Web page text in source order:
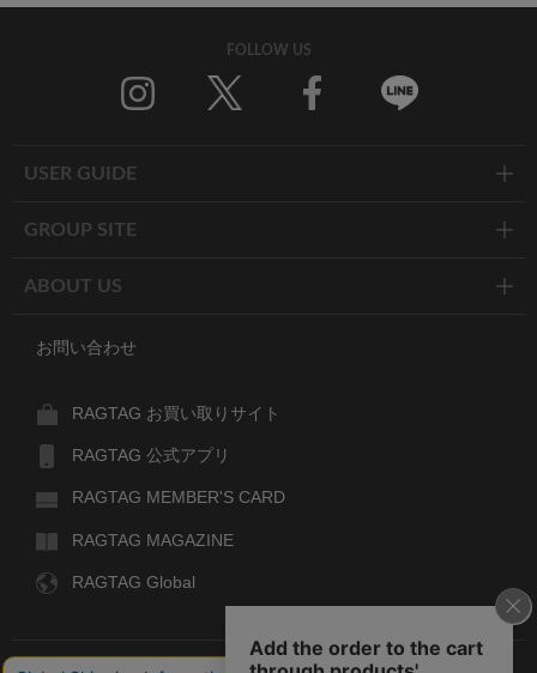
FOLLOW US
USER GUIDE
GROUP SITE
ABOUT US
お問い合わせ
RAGTAG お買い取りサイト
RAGTAG 公式アプリ
RAGTAG MEMBER'S CARD
RAGTAG MAGAZINE
RAGTAG Global